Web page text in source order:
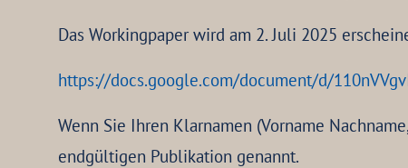
Das Workingpaper wird am 2. Juli 2025
https://docs.google.com/document/d/
Wenn Sie Ihren Klarnamen (Vorname
endgültigen Publikation genannt.